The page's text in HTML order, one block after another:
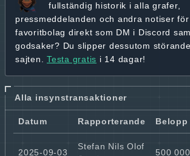
fullständig historik i alla grafer,
pressmeddelanden och andra notiser
favoritbolag direkt som DM i Discord
godsaker? Du slipper dessutom
sajten. Testa gratis i 14 dagar!
Alla insynstransaktioner
Datum Rapporterande Belopp
2025-09-03
Stefan Nils Olof
500